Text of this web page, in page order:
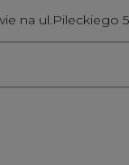
na ul.Pileckiego